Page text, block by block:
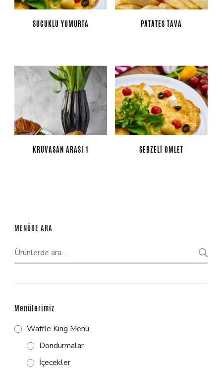
SUCUKLU YUMURTA PATATES TAVA
KRUVASAN ARASI 1 SEBZELI OMLET
MENÜDE ARA
Menülerimiz
Waffle King Menü
Dondurmalar
İçecekler